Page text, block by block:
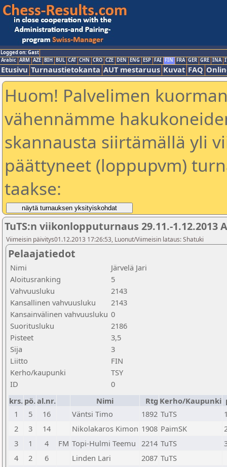
Logged on: Gast
Arabic ARM AZE BIH BUL CAT CHN CRO CZE DEN ENG ESP FAI FIN FRA GER GRE INA
Etusivu Turnaustietokanta AUT mestaruus Kuvat FAQ
Huom! Palvelimen
vähennämme
skannausta siirtämällä yli
päättyneet (loppupvm)
taakse:
TuTS:n viikonlopputurnaus 29.11.-1.12.2013
Viimeisin päivitys01.12.2013 17:26:53, Luonut/Viimeisin lataus: Shatuki
Pelaajatiedot
Nimi
Järvelä Jari
Aloitusranking
5
Vahvuusluku
2143
Kansallinen vahvuusluku
2143
Kansainvälinen vahvuusluku 0
Suoritusluku
2186
Pisteet
3,5
Sija
3
Liitto
FIN
Kerho/kaupunki
TSY
ID
0
krs. pö.al.nr. Nimi Rtg Kerho/Kaupunki
1
5 16 Väntsi Timo 1892 TuTS
2
3 14 Nikolakaros Kimon 1908 PaimSK
3
1 4 FM Topi-Hulmi Teemu 2214 TuTS
4
2 6 Linden Lari 2087 TuTS